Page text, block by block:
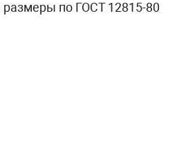
по ГОСТ 12815-80